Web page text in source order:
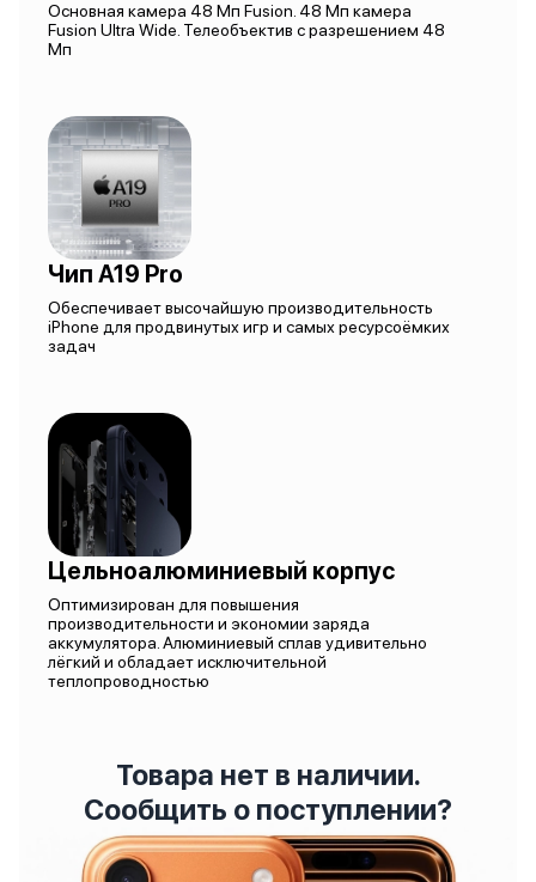
Основная камера 48 Мп Fusion. 48 Мп камера
Fusion Ultra Wide. Телеобъектив с разрешением 48
Мп
Чип A19 Pro
Обеспечивает высочайшую производительность
iPhone для продвинутых игр и самых ресурсоёмких
задач
Цельноалюминиевый корпус
Оптимизирован для повышения
производительности и экономии заряда
аккумулятора. Алюминиевый сплав удивительно
лёгкий и обладает исключительной
теплопроводностью
Товара нет в наличии.
Сообщить о поступлении?